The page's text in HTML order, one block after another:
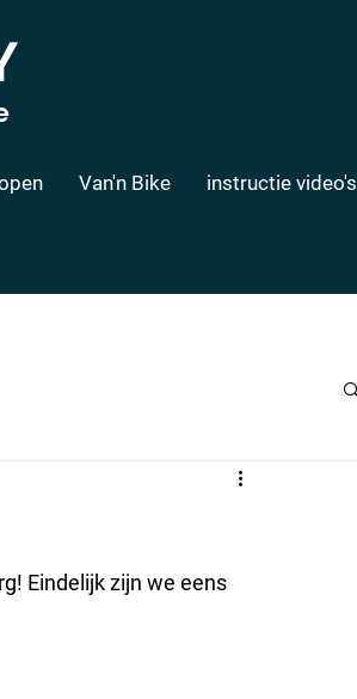
Van'n Bike instructie video's
Eindelijk zijn we eens